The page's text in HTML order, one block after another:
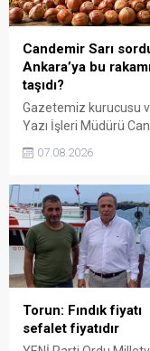
değerlendirilmesi
söyledi.
Candemir Sarı
Ankara’ya bu
taşıdı?
Gazetemiz kurucusu
Yazı İşleri Müdürü
tartışmalarını köşesine
300 liraya ulaştığı bir
dönemde Ankara’ya
liralık fiyat teklifi
götürüldüğü iddiasını
gündeme getiren Sarı,
Giresun
ve net bir cevap
çağırdı.
07.08.2026
Torun: Fındık fiyatı
sefalet fiyatıdır